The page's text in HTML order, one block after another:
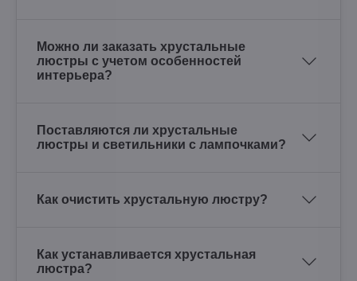
Можно ли заказать хрустальные
люстры с учетом особенностей
интерьера?
Поставляются ли хрустальные
люстры и светильники с лампочками?
Как очистить хрустальную люстру?
Как устанавливается хрустальная
люстра?